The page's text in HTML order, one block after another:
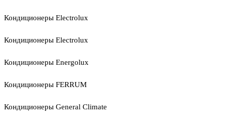
Кондиционеры Electrolux
Кондиционеры Electrolux
Кондиционеры Energolux
Кондиционеры FERRUM
Кондиционеры General Climate